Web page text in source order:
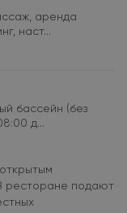
аренда
наст...
бассейн (без
д...
ресторане подают